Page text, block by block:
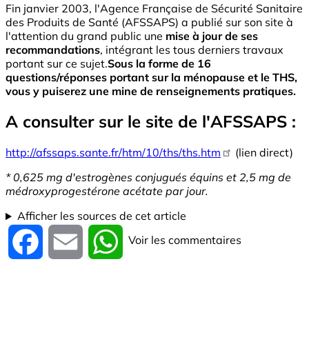
Fin janvier 2003, l'Agence Française de Sécurité Sanitaire
des Produits de Santé (AFSSAPS) a publié sur son site à
l'attention du grand public une mise à jour de ses
recommandations, intégrant les tous derniers travaux
portant sur ce sujet.Sous la forme de 16
questions/réponses portant sur la ménopause et le THS,
vous y puiserez une mine de renseignements pratiques.
A consulter sur le site de l'AFSSAPS :
http://afssaps.sante.fr/htm/10/ths/ths.htm
(lien direct)
* 0,625 mg d'estrogènes conjugués équins et 2,5 mg de
médroxyprogestérone acétate par jour.
Afficher les sources de cet article
Facebook Email WhatsApp
Voir les commentaires